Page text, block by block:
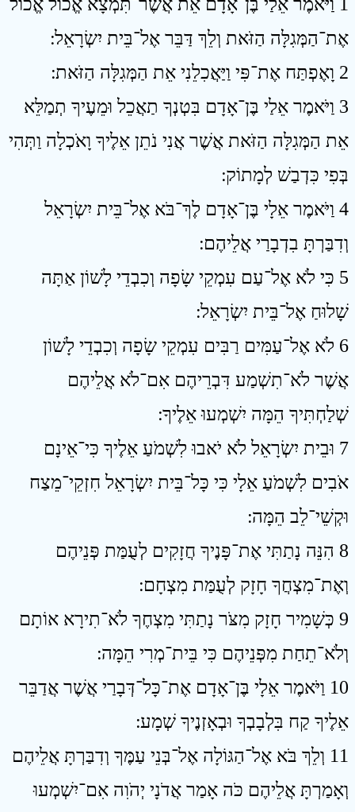
אֶת־הַמְּגִלָּה הַזֹּאת וְלֵךְ דַּבֵּר אֶל־בֵּית יִשְׂרָאֵל ׃
2 וָאֶפְתַּח אֶת־פִּי וַיַּאֲכִלֵנִי אֵת הַמְּגִלָּה הַזֹּאת ׃
3 וַיֹּאמֶר אֵלַי בֶּן־אָדָם בִּטְנְךָ תַאֲכֵל וּמֵעֶיךָ תְמַלֵּא
אֵת הַמְּגִלָּה הַזֹּאת אֲשֶׁר אֲנִי נֹתֵן אֵלֶיךָ וָאֹכְלָה וַתְּהִי
בְּפִי כִּדְבַשׁ לְמָתוֹק ׃
4 וַיֹּאמֶר אֵלָי בֶּן־אָדָם לֶךְ־בֹּא אֶל־בֵּית יִשְׂרָאֵל
וְדִבַּרְתָּ בִדְבָרַי אֲלֵיהֶם ׃
5 כִּי לֹא אֶל־עַם עִמְקֵי שָׂפָה וְכִבְדֵי לָשׁוֹן אַתָּה
שָׁלוּחַ אֶל־בֵּית יִשְׂרָאֵל ׃
6 לֹא אֶל־עַמִּים רַבִּים עִמְקֵי שָׂפָה וְכִבְדֵי לָשׁוֹן
אֲשֶׁר לֹא־תִשְׁמַע דִּבְרֵיהֶם אִם־לֹא אֲלֵיהֶם
שְׁלַחְתִּיךָ הֵמָּה יִשְׁמְעוּ אֵלֶיךָ ׃
7 וּבֵית יִשְׂרָאֵל לֹא יֹאבוּ לִשְׁמֹעַ אֵלֶיךָ כִּי־אֵינָם
אֹבִים לִשְׁמֹעַ אֵלָי כִּי כָּל־בֵּית יִשְׂרָאֵל חִזְקֵי־מֵצַח
וּקְשֵׁי־לֵב הֵמָּה ׃
8 הִנֵּה נָתַתִּי אֶת־פָּנֶיךָ חֲזָקִים לְעֻמַּת פְּנֵיהֶם
וְאֶת־מִצְחֲךָ חָזָק לְעֻמַּת מִצְחָם ׃
9 כְּשָׁמִיר חָזָק מִצֹּר נָתַתִּי מִצְחֶךָ לֹא־תִירָא אוֹתָם
וְלֹא־תֵחַת מִפְּנֵיהֶם כִּי בֵּית־מְרִי הֵמָּה ׃
10 וַיֹּאמֶר אֵלָי בֶּן־אָדָם אֶת־כָּל־דְּבָרַי אֲשֶׁר אֲדַבֵּר
אֵלֶיךָ קַח בִּלְבָבְךָ וּבְאָזְנֶיךָ שְׁמָע ׃
11 וְלֵךְ בֹּא אֶל־הַגּוֹלָה אֶל־בְּנֵי עַמֶּךָ וְדִבַּרְתָּ אֲלֵיהֶם
וְאָמַרְתָּ אֲלֵיהֶם כֹּה אָמַר אֲדֹנָי יְהֹוִה אִם־יִשְׁמְעוּ